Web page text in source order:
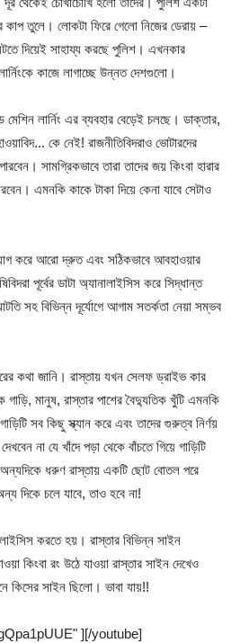
কাপ তুলে। লোকটা ফিরে গেলো নিজের ডেরায় –
দিয়েই সাহায্য করছে পুলিশ। এখনকার
কাজে লাগাচ্ছে উন্নত দেশগুলো।
মেশিন লার্নিং এর ব্যবহার বেড়েই চলছে। ডাক্তার,
কে নেই! রাজনীতিবিদরাও ভোটারদের
সামগ্রিকভাবে তারা তাদের জয় কিংবা হারার
এমনকি কাকে টাকা দিয়ে কেনা যাবে সেটাও
করে আরো দ্রুত এবং সঠিকভাবে আবহাওয়ার
পূর্বের ডাটা অ্যানালাইসিস করে সিদ্ধান্ত
সহ বিভিন্ন দূর্যোগে আগাম সতর্কতা নেয়া সম্ভব
কথা জানি। রাস্তায় যখন সেলফ ড্রাইভ কার
মানুষ, রাস্তার পাশের বৈদ্যুতিক খুঁটি এমনকি
সব কিছু স্ক্যান করে এবং তাদের গুরুত্ব নির্ণয়
না যে খাঁদে পড়া থেকে বাঁচতে গিয়ে গাড়িটি
ধরুণ রাস্তায় একটি ছোট বোতল পরে
দিকে চলে যাবে, তাও হবে না!
করতে হয়। রাস্তার বিভিন্ন সাইন
কিংবা রং উঠে যাওয়া রাস্তার সাইন দেখেও
কিসের সাইন ছিলো। ভাবা যায়!!
][/youtube]